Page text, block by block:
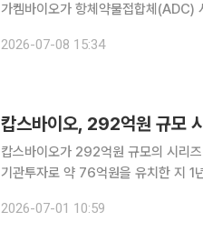
가켐바이오가 항체약물접합체(ADC)
2026-07-08 15:34
캅스바이오, 292억원 규모
캅스바이오가 292억원 규모의 시리즈B
기관투자로 약 76억원을 유치한 지 1
IBKC 등 직전 라운드에 참여했던 기
2026-07-01 10:59